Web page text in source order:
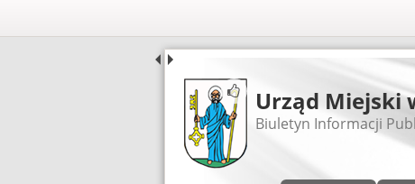
UDOSTĘPNIJ
Urząd Miejski
Biuletyn Informacji